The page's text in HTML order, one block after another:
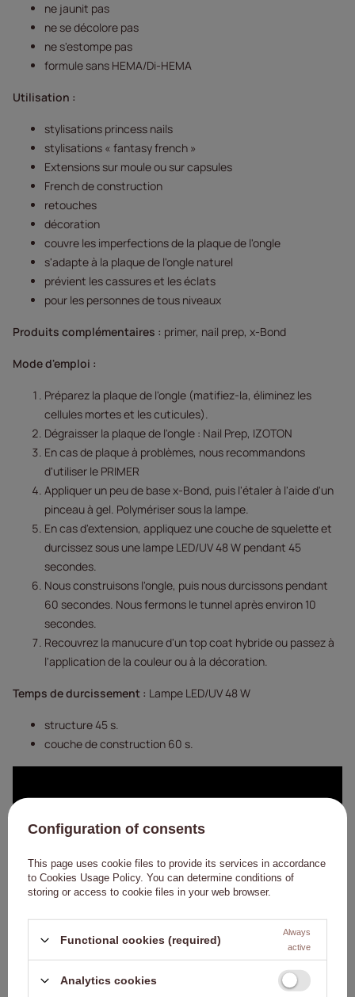
ne jaunit pas
ne se décolore pas
ne s'estompe pas
formule sans HEMA/Di-HEMA
Utilisation :
stylisations princess nails
stylisations « fantasy french »
Extensions sur moule ou sur capsules
French de construction
retouches
décoration
couvre les imperfections de la plaque de l'ongle
s'adapte à la plaque de l'ongle naturel
prévient les cassures et les éclats
pour les personnes de tous niveaux
Produits complémentaires : primer, nail prep, x-Bond
Mode d'emploi :
Préparez la plaque de l'ongle (matifiez-la, éliminez les
cellules mortes et les cuticules).
Dégraisser la plaque de l'ongle : Nail Prep, IZOTON
En cas de plaque à problèmes, nous recommandons
d'utiliser le PRIMER
Appliquer un peu de base x-Bond, puis l'étaler à l'aide d'un
pinceau à gel. Polymériser sous la lampe.
En cas d'extension, appliquez une couche de squelette et
durcissez sous une lampe LED/UV 48 W pendant 45
secondes.
Nous construisons l'ongle, puis nous durcissons pendant
60 secondes. Nous fermons le tunnel après environ 10
secondes.
Recouvrez la manucure d'un top coat hybride ou passez à
l'application de la couleur ou à la décoration.
Temps de durcissement : Lampe LED/UV 48 W
structure 45 s.
couche de construction 60 s.
Configuration of consents
This page uses cookie files to provide its services in accordance
to Cookies Usage Policy. You can determine conditions of
storing or access to cookie files in your web browser.
Functional cookies (required)
Always
active
Analytics cookies